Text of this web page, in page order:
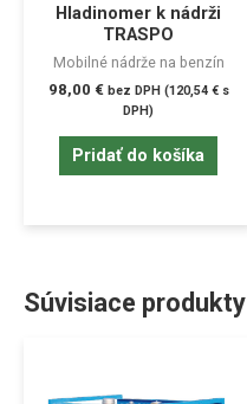
Hladinomer k nádrži
TRASPO
Mobilné nádrže na benzín
98,00 € bez DPH (120,54 €s
DPH)
Pridať do košíka
Súvisiace produkty